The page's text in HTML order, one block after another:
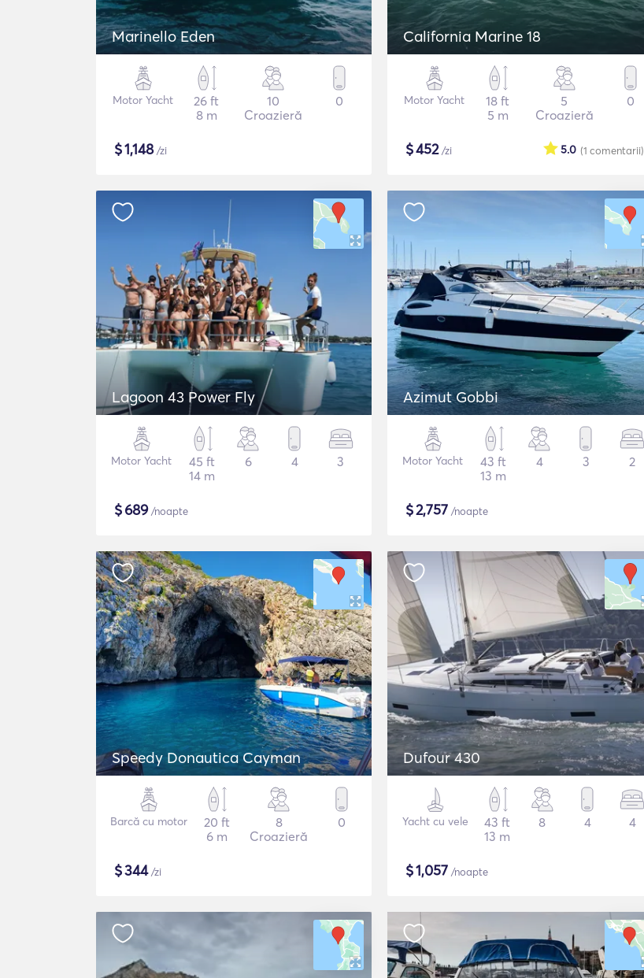
Marinello Eden
Motor Yacht
26 ft
8 m
10
Croazieră
0
$1,148/zi
California Marine 18
Motor Yacht
18 ft
5 m
5
Croazieră
0
$452/zi (1 comentarii)
5.0
Lagoon 43 Power Fly
Motor Yacht
45 ft
14 m
6 4 3
$689/noapte
Azimut Gobbi
Motor Yacht
43 ft
13 m
4 3 2
$2,757 /noapte
Speedy Donautica Cayman
Barcă cu motor
20 ft
6 m
8
Croazieră
0
$344/zi
Dufour 430
Yacht cu vele
43 ft
13 m
8 4 4
$1,057 /noapte